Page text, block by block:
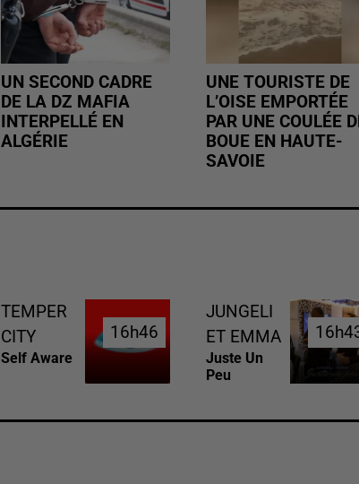
UN SECOND CADRE
DE LA DZ MAFIA
INTERPELLÉ EN
ALGÉRIE
UNE TOURISTE DE
L’OISE EMPORTÉE
PAR UNE COULÉE
BOUE EN HAUTE-
SAVOIE
TEMPER
CITY
Self Aware
16h46
16h46
JUNGELI
ET EMMA
Juste Un
Peu